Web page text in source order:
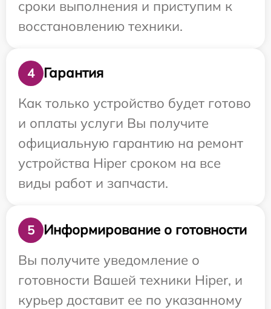
сроки выполнения и приступим к
восстановлению техники.
4
Гарантия
Как только устройство будет готово
и оплаты услуги Вы получите
официальную гарантию на ремонт
устройства Hiper сроком на все
виды работ и запчасти.
5
Информирование о готовности
Вы получите уведомление о
готовности Вашей техники Hiper, и
курьер доставит ее по указанному